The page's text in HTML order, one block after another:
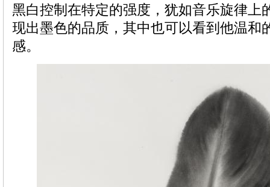
黑白控制在特定的强度，犹如音乐旋律上
现出墨色的品质，其中也可以看到他温和
感。